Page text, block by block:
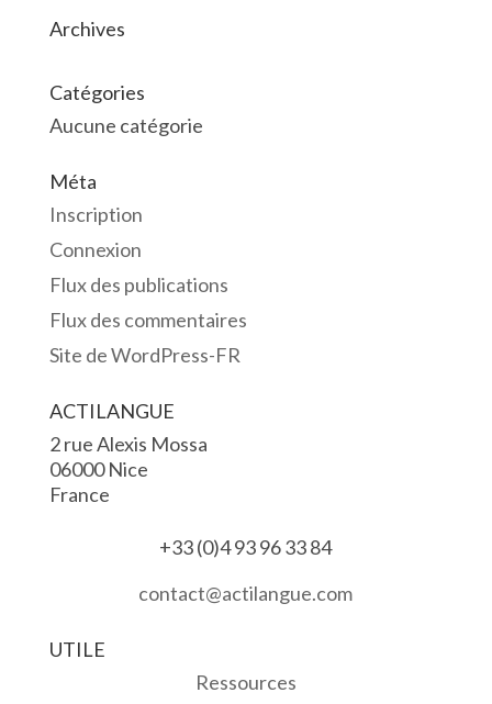
Archives
Catégories
Aucune catégorie
Méta
Inscription
Connexion
Flux des publications
Flux des commentaires
Site de WordPress-FR
ACTILANGUE
2 rue Alexis Mossa
06000 Nice
France
+33 (0)4 93 96 33 84
contact@actilangue.com
UTILE
Ressources